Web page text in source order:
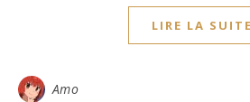
LIRE LA SUITE
Amo